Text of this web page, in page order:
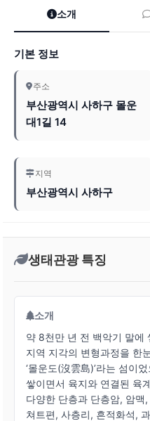
소개
기본 정보
주소
부산광역시 사하구 몰운
대1길 14
지역
부산광역시 사하구
생태관광 특징
소개
약 8천만 년 전 백악기 말에
지역 지각의 변형과정을 한
‘몰운도(沒雲島)’라는 섬이
쌓이면서 육지와 연결된 육
다양한 단층과 단층암, 암맥
쳐트편, 사층리, 흔적화석,